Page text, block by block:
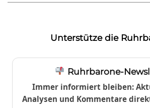
Unterstütze die
Ruhrbarone-
Immer informiert bleiben:
Analysen und Kommentare